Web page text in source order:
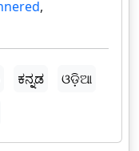
,
ಕನ್ನಡ
ଓଡ଼ିଆ